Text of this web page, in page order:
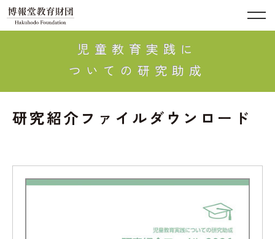
児童教育実践に
ついての研究助成
研究紹介ファイルダウンロード